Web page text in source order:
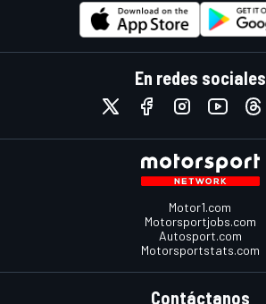
En redes sociales
Motor1.com
Motorsportjobs.com
Autosport.com
Motorsportstats.com
Contáctanos